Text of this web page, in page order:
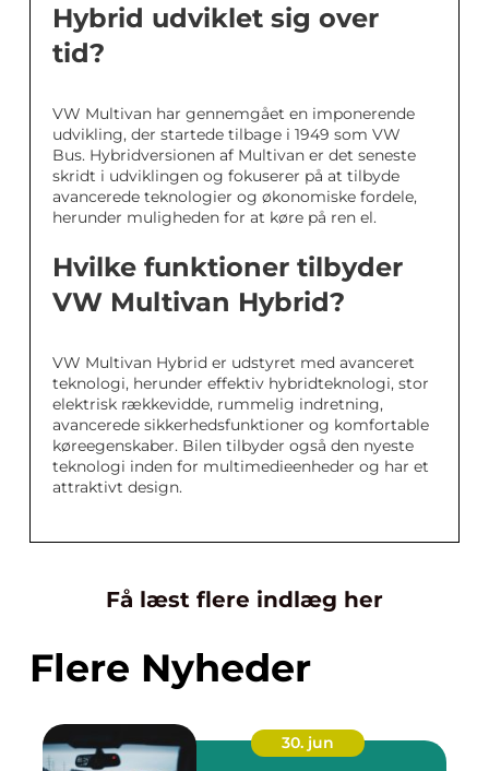
Hybrid udviklet sig over
tid?
VW Multivan har gennemgået en imponerende
udvikling, der startede tilbage i 1949 som VW
Bus. Hybridversionen af Multivan er det seneste
skridt i udviklingen og fokuserer på at tilbyde
avancerede teknologier og økonomiske fordele,
herunder muligheden for at køre på ren el.
Hvilke funktioner tilbyder
VW Multivan Hybrid?
VW Multivan Hybrid er udstyret med avanceret
teknologi, herunder effektiv hybridteknologi, stor
elektrisk rækkevidde, rummelig indretning,
avancerede sikkerhedsfunktioner og komfortable
køreegenskaber. Bilen tilbyder også den nyeste
teknologi inden for multimedieenheder og har et
attraktivt design.
Få læst flere indlæg her
Flere Nyheder
30. jun